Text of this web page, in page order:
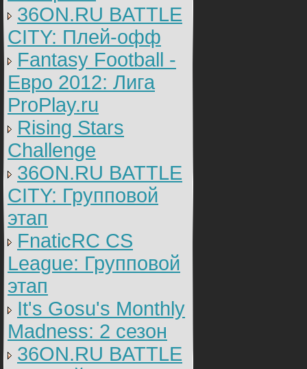
36ON.RU BATTLE
CITY: Плей-офф
Fantasy Football -
Евро 2012: Лига
ProPlay.ru
Rising Stars
Challenge
36ON.RU BATTLE
CITY: Групповой
этап
FnaticRC CS
League: Групповой
этап
It's Gosu's Monthly
Madness: 2 сезон
36ON.RU BATTLE